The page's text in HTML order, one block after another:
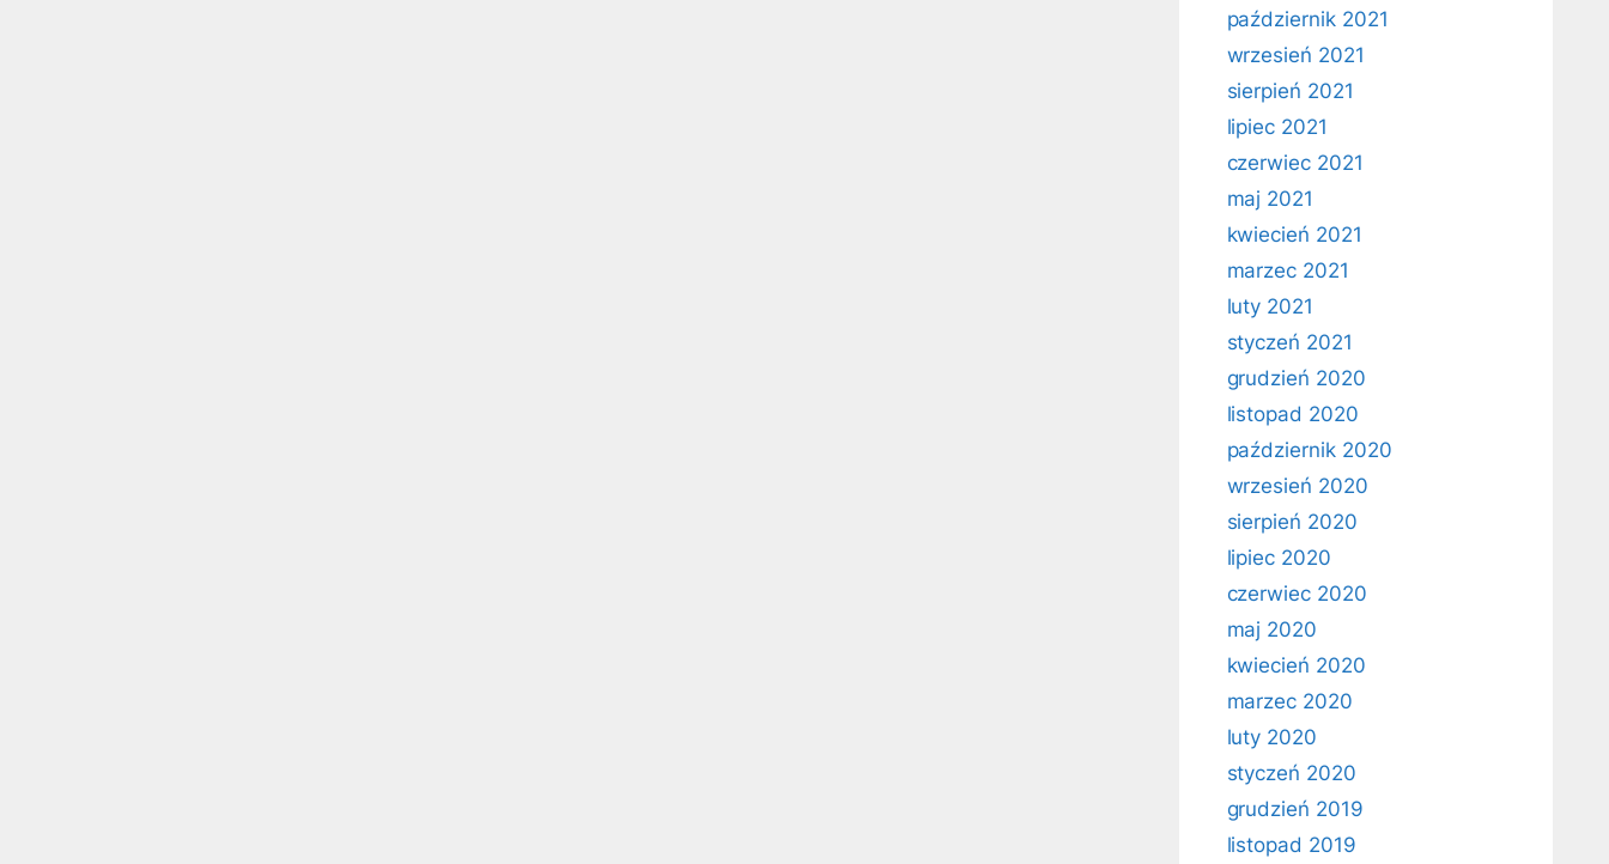
październik 2021
wrzesień 2021
sierpień 2021
lipiec 2021
czerwiec 2021
maj 2021
kwiecień 2021
marzec 2021
luty 2021
styczeń 2021
grudzień 2020
listopad 2020
październik 2020
wrzesień 2020
sierpień 2020
lipiec 2020
czerwiec 2020
maj 2020
kwiecień 2020
marzec 2020
luty 2020
styczeń 2020
grudzień 2019
listopad 2019